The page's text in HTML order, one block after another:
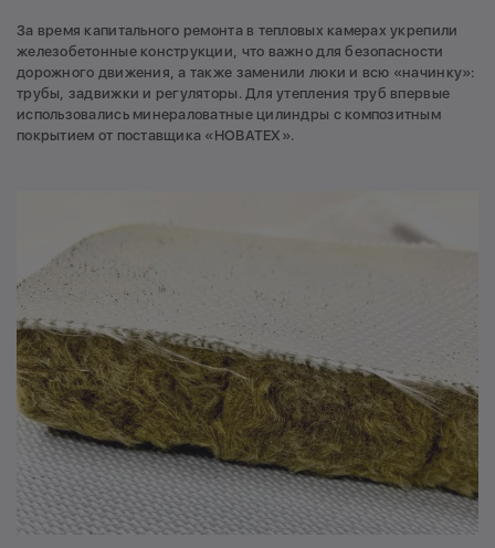
За время капитального ремонта в тепловых камерах укрепили
железобетонные конструкции, что важно для безопасности
дорожного движения, а также заменили люки и всю «начинку»:
трубы, задвижки и регуляторы. Для утепления труб впервые
использовались минераловатные цилиндры с композитным
покрытием от поставщика «НОВАТЕХ».